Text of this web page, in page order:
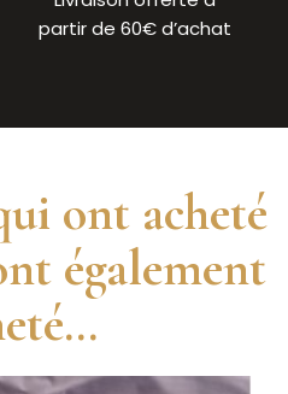
partir de 60€ d’achat
ont acheté
également